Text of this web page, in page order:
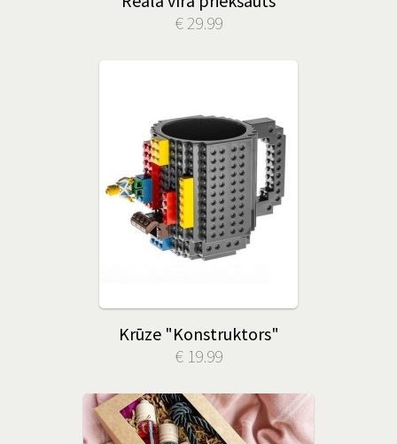
€ 29.99
Krūze "Konstruktors"
€ 19.99